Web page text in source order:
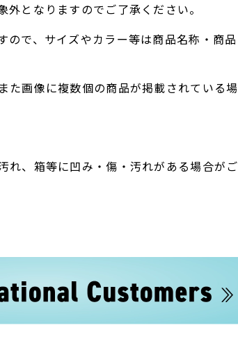
となりますのでご了承ください。
で、サイズやカラー等は商品名称・商品
画像に複数個の商品が掲載されている場
、箱等に凹み・傷・汚れがある場合がご